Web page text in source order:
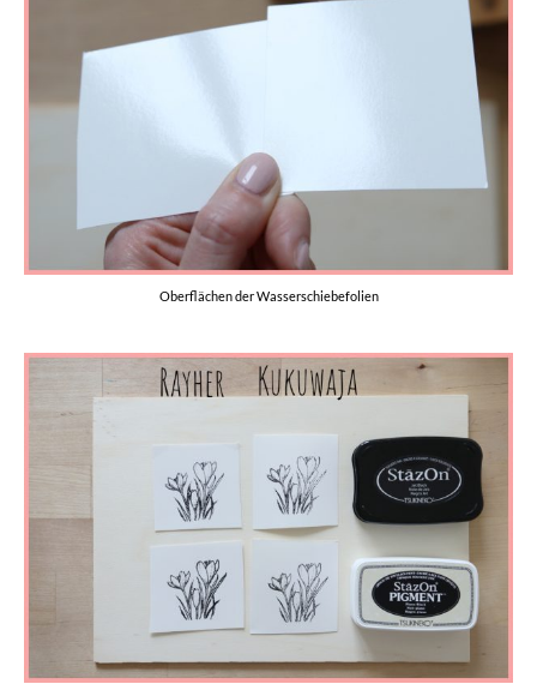
Oberflächen der Wasserschiebefolien